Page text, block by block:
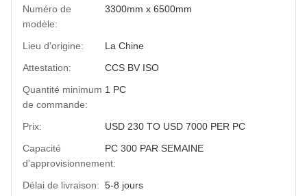
Numéro de
modèle:
3300mm x 6500mm
Lieu d'origine:
La Chine
Attestation:
CCS BV ISO
Quantité minimum
de commande:
1 PC
Prix:
USD 230 TO USD 7000 PER PC
Capacité
d'approvisionnement:
PC 300 PAR SEMAINE
Délai de livraison: 5-8 jours